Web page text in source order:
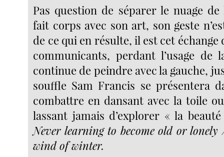
Pas question de séparer le nuage
fait corps avec son art, son geste
de ce qui en résulte, il est cet échange
communicants, perdant l’usage
continue de peindre avec la gauche,
souffle Sam Francis se présentera
combattre en dansant avec la toile
lassant jamais d’explorer « la
Never learning to become old or
wind of winter.